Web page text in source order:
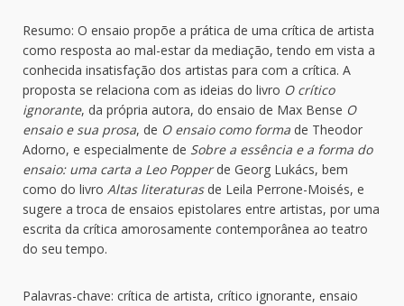
Resumo: O ensaio propõe a prática de uma crítica de artista
como resposta ao mal-estar da mediação, tendo em vista a
conhecida insatisfação dos artistas para com a crítica. A
proposta se relaciona com as ideias do livro O crítico
ignorante, da própria autora, do ensaio de Max Bense O
ensaio e sua prosa, de O ensaio como forma de Theodor
Adorno, e especialmente de Sobre a essência e a forma do
ensaio: uma carta a Leo Popperde Georg Lukács, bem
como do livro Altas literaturasde Leila Perrone-Moisés, e
sugere a troca de ensaios epistolares entre artistas, por uma
escrita da crítica amorosamente contemporânea ao teatro
do seu tempo.
Palavras-chave: crítica de artista, crítico ignorante, ensaio